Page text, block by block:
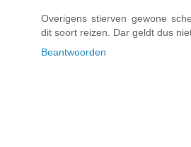
Overigens stierven gewone
dit soort reizen. Dar geldt dus
Beantwoorden